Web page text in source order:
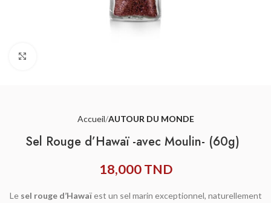
Accueil AUTOUR DU MONDE
Sel Rouge d’Hawaï -avec Moulin- (60g)
18,000TND
Le sel rouge d’Hawaïest un sel marin exceptionnel, naturellement